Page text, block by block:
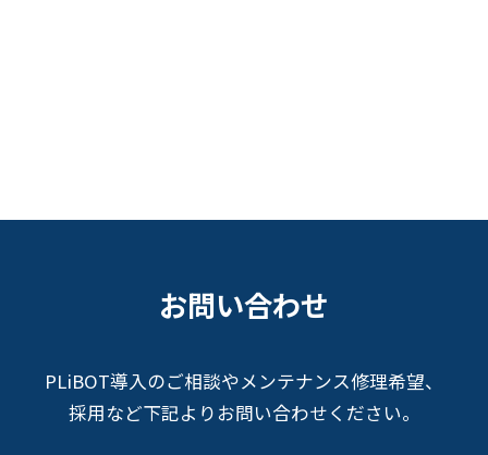
お問い合わせ
PLiBOT導入のご相談やメンテナンス修理希望、
採用など下記よりお問い合わせください。